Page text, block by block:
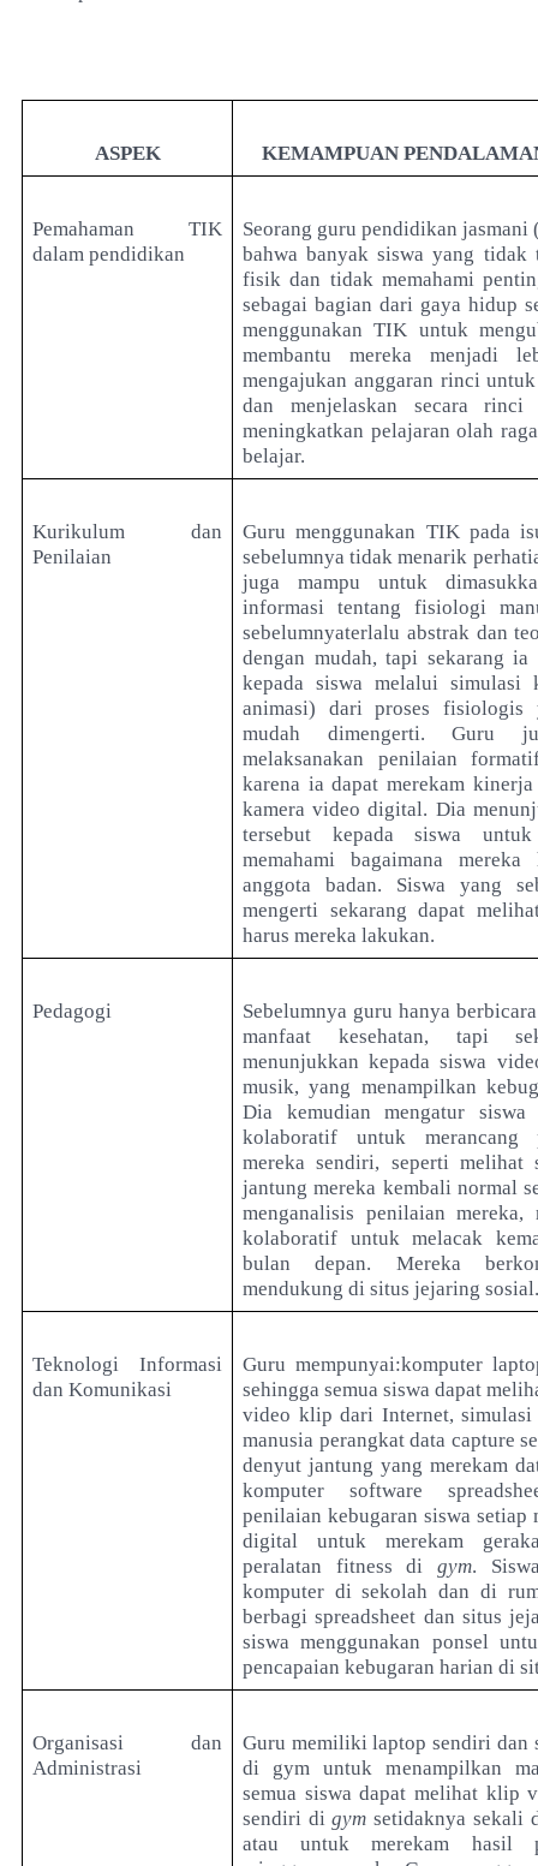
ASPEK KEMAMPUAN
Pemahaman TIK
dalam pendidikan
Seorang guru pendidikan jasmani
bahwa banyak siswa yang
fisik dan tidak memahami
sebagai bagian dari gaya hidup
menggunakan TIK untuk
membantu mereka menjadi
mengajukan anggaran rinci
dan menjelaskan secara
meningkatkan pelajaran olah
belajar.
Kurikulum dan
Penilaian
Guru menggunakan TIK pada
sebelumnya tidak menarik
juga mampu untuk
informasi tentang fisiologi
sebelumnyaterlalu abstrak dan
dengan mudah, tapi sekarang ia
kepada siswa melalui simulasi
animasi) dari proses fisiologis
mudah dimengerti. Guru
melaksanakan penilaian
karena ia dapat merekam
kamera video digital. Dia
tersebut kepada siswa
memahami bagaimana mereka
anggota badan. Siswa yang
mengerti sekarang dapat
harus mereka lakukan.
Pedagogi
Sebelumnya guru hanya
manfaat kesehatan, tapi
menunjukkan kepada siswa
musik, yang menampilkan
Dia kemudian mengatur
kolaboratif untuk merancang
mereka sendiri, seperti melihat
jantung mereka kembali normal
menganalisis penilaian mereka,
kolaboratif untuk melacak
bulan depan. Mereka
mendukung di situs jejaring sosial.
Teknologi Informasi
dan Komunikasi
Guru mempunyai:komputer
sehingga semua siswa dapat
video klip dari Internet,
manusia perangkat data capture
denyut jantung yang merekam
komputer software
penilaian kebugaran siswa setiap
digital untuk merekam
peralatan fitness di gym.
komputer di sekolah dan di
berbagi spreadsheet dan situs
siswa menggunakan ponsel
pencapaian kebugaran harian di
Organisasi dan
Administrasi
Guru memiliki laptop sendiri dan
di gym untuk menampilkan
semua siswa dapat melihat klip
sendiri digym setidaknya sekali
atau untuk merekam hasil